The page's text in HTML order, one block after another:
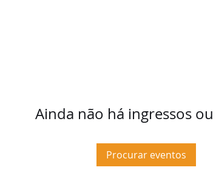
Ainda não há ingressos ou
Procurar eventos